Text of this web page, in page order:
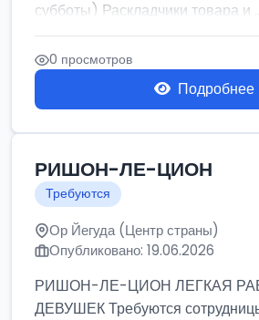
субботы) Раскладчики товара и ...
0 просмотров
Подробнее
РИШОН-ЛЕ-ЦИОН
Требуются
Ор Йегуда (Центр страны)
Опубликовано: 19.06.2026
РИШОН-ЛЕ-ЦИОН ЛЕГКАЯ
ДЕВУШЕК Требуются